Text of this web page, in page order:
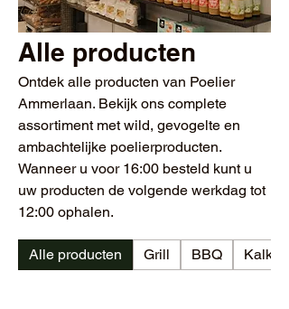
Alle producten
Ontdek alle producten van Poelier
Ammerlaan. Bekijk ons complete
assortiment met wild, gevogelte en
ambachtelijke poelierproducten.
Wanneer u voor 16:00 besteld kunt u
uw producten de volgende werkdag tot
12:00 ophalen.
Alle producten Grill BBQ Kalkoen